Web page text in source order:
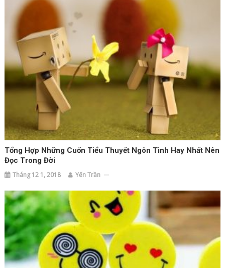
Tổng Hợp Những Cuốn Tiểu Thuyết Ngôn Tình Hay Nhất Nên
Đọc Trong Đời
Tháng 12 1, 2018 Yến Trần